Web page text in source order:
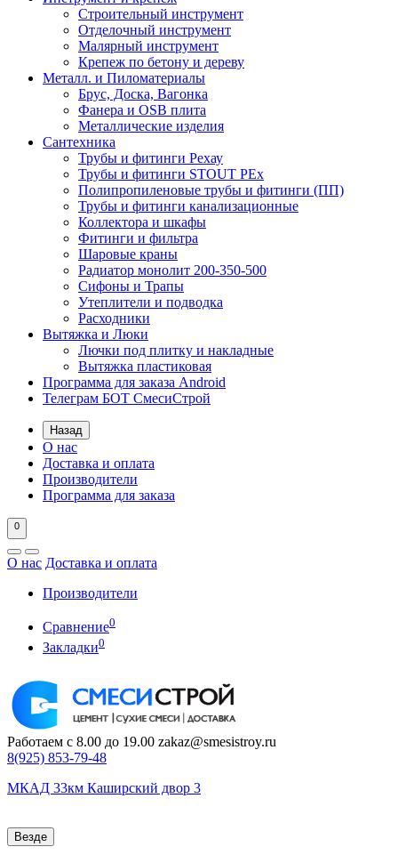
Строительный инструмент
Отделочный инструмент
Малярный инструмент
Крепеж по бетону и дереву
Металл. и Пиломатериалы
Брус, Доска, Вагонка
Фанера и OSB плита
Металлические изделия
Сантехника
Трубы и фитинги Рехау
Трубы и фитинги STOUT PEx
Полипропиленовые трубы и фитинги (ПП)
Трубы и фитинги канализационные
Коллектора и шкафы
Фитинги и фильтра
Шаровые краны
Радиатор монолит 200-350-500
Сифоны и Трапы
Утеплители и подводка
Расходники
Вытяжка и Люки
Лючки под плитку и накладные
Вытяжка пластиковая
Программа для заказа Android
Телеграм БОТ СмесиСтрой
Назад
О нас
Доставка и оплата
Производители
Программа для заказа
0
О нас Доставка и оплата
Производители
Сравнение0
Закладки0
Работаем с 8.00 до 19.00 zakaz@smesistroy.ru
8(925) 853-79-48
МКАД 33км Каширский двор 3
Везде